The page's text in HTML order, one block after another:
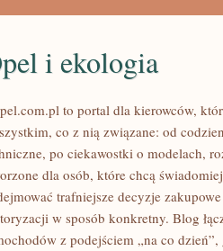
i ekologia
to portal dla kierowców,
co z nią związane: od
po ciekawostki o modelach,
dla osób, które chcą
trafniejsze decyzje
w sposób konkretny. Blog
z podejściem „na co